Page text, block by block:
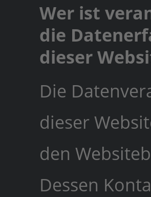
Wer ist
die
dieser
Die
dieser
den
Dessen